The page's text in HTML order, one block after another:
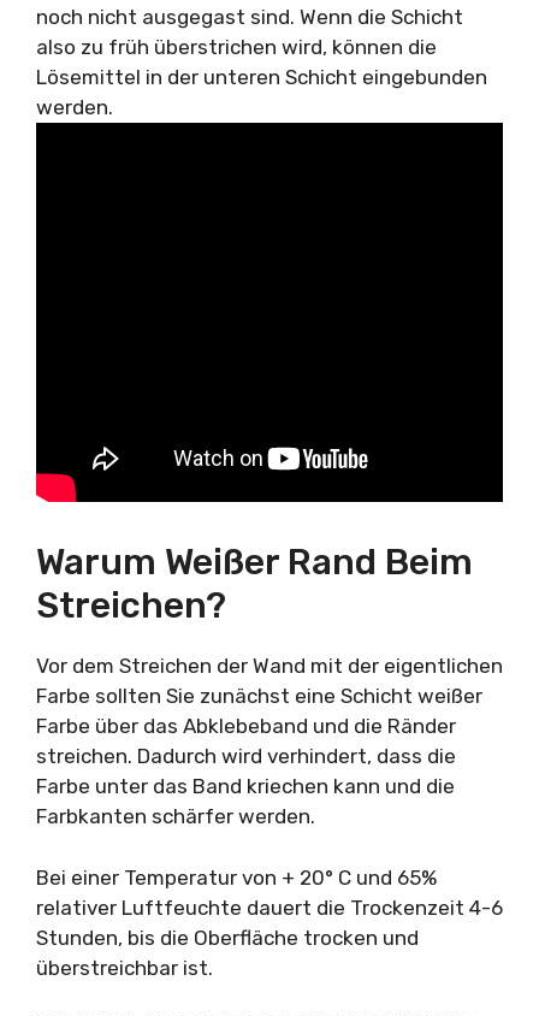
noch nicht ausgegast sind. Wenn die Schicht
also zu früh überstrichen wird, können die
Lösemittel in der unteren Schicht eingebunden
werden.
Warum Weißer Rand Beim
Streichen?
Vor dem Streichen der Wand mit der eigentlichen
Farbe sollten Sie zunächst eine Schicht weißer
Farbe über das Abklebeband und die Ränder
streichen. Dadurch wird verhindert, dass die
Farbe unter das Band kriechen kann und die
Farbkanten schärfer werden.
Bei einer Temperatur von + 20° C und 65%
relativer Luftfeuchte dauert die Trockenzeit 4-6
Stunden, bis die Oberfläche trocken und
überstreichbar ist.